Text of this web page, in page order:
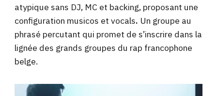
atypique sans DJ, MC et backing, proposant une
configuration musicos et vocals. Un groupe au
phrasé percutant qui promet de s’inscrire dans la
lignée des grands groupes du rap francophone
belge.